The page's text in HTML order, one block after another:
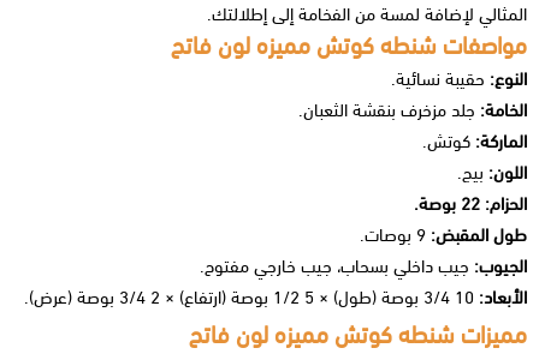
المثالي لإضافة لمسة من الفخامة إلى إطلالتك.
مواصفات شنطه كوتش مميزه لون فاتح
النوع: حقيبة نسائية.
الخامة: جلد مزخرف بنقشة الثعبان.
الماركة: كوتش.
اللون: بيج.
الحزام: 22 بوصة.
طول المقبض:
الجيوب: جيب داخلي بسحاب، جيب خارجي مفتوح.
الأبعاد: 10 3/4 بوصة (طول) × 5 1/2 بوصة (ارتفاع) × 2 3/4 بوصة (عرض).
مميزات شنطه كوتش مميزه لون فاتح